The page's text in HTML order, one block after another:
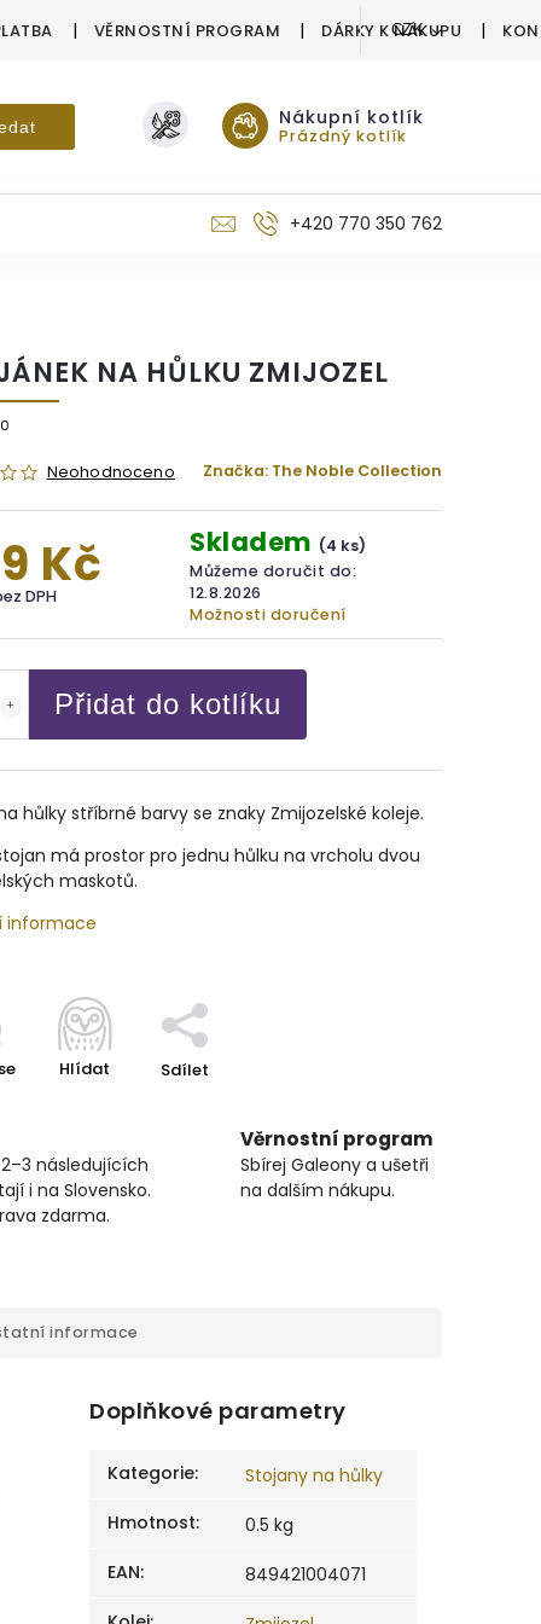
VĚRNOSTNÍ PROGRAM DÁRKY K NÁKUPU
CZK
Nákupní kotlík
Prázdný kotlík
+420 770 350 762
NA HŮLKU ZMIJOZEL
Neohodnoceno Značka: The Noble Collection
Kč
DPH
Skladem (4 ks)
Můžeme doručit do:
12.8.2026
Možnosti doručení
Přidat do kotlíku
hůlky stříbrné barvy se znaky Zmijozelské koleje.
má prostor pro jednu hůlku na vrcholu dvou
maskotů.
informace
Hlídat Sdílet
následujících
i na Slovensko.
zdarma.
Věrnostní program
Sbírej Galeony a ušetři
na dalším nákupu.
informace
Doplňkové parametry
Kategorie:
Stojany na hůlky
Hmotnost:
0.5 kg
EAN:
849421004071